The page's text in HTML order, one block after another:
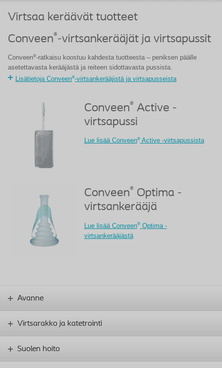
Virtsaa keräävät tuotteet
Conveen®-virtsankerääjät ja virtsapussit
Conveen®-ratkaisu koostuu kahdesta tuotteesta – peniksen päälle
asetettavasta kerääjästä ja reiteen sidottavasta pussista.
Lisätietoja Conveen®-virtsankerääjistä ja virtsapusseista
Conveen® Active -
virtsapussi
Lue lisää Conveen®Active -virtsapussista
Conveen® Optima -
virtsankerääjä
Lue lisää Conveen®Optima -
virtsankerääjästä
Avanne
Virtsarakko ja katetrointi
Suolen hoito